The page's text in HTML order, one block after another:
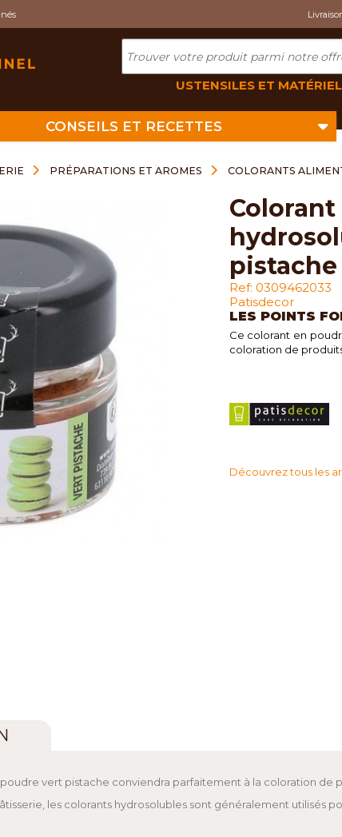
USTENSILES ET
CONSEILS ET RECETTES
PRÉPARATIONS ET AROMES COLORANTS
colorant poudre
pistache
Ref: 0309462033
Patisdecor
LES POINTS
Ce colorant en
coloration de
Découvrez tous les
vert pistache conviendra parfaitement à la coloration de
les colorants hydrosolubles sont généralement utilisés